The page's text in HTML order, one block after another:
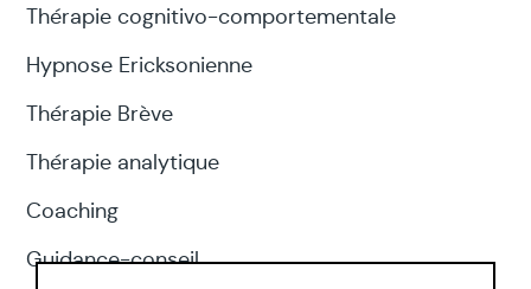
Thérapie cognitivo-comportementale
Hypnose Ericksonienne
Thérapie Brève
Thérapie analytique
Coaching
Guidance-conseil